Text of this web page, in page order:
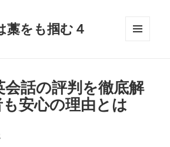
藁をも掴む４
ット
会話の評判を徹底解
安心の理由とは